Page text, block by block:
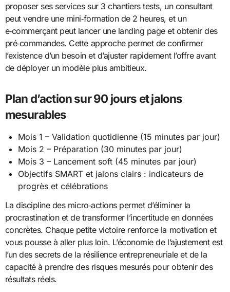
proposer ses services sur 3 chantiers tests, un consultant
peut vendre une mini‑formation de 2 heures, et un
e‑commerçant peut lancer une landing page et obtenir des
pré‑commandes. Cette approche permet de confirmer
l’existence d’un besoin et d’ajuster rapidement l’offre avant
de déployer un modèle plus ambitieux.
Plan d’action sur 90 jours et jalons
mesurables
Mois 1 – Validation quotidienne (15 minutes par jour)
Mois 2 – Préparation (30 minutes par jour)
Mois 3 – Lancement soft (45 minutes par jour)
Objectifs SMART et jalons clairs : indicateurs de
progrès et célébrations
La discipline des micro‑actions permet d’éliminer la
procrastination et de transformer l’incertitude en données
concrètes. Chaque petite victoire renforce la motivation et
vous pousse à aller plus loin. L’économie de l’ajustement est
l’un des secrets de la résilience entrepreneuriale et de la
capacité à prendre des risques mesurés pour obtenir des
résultats réels.